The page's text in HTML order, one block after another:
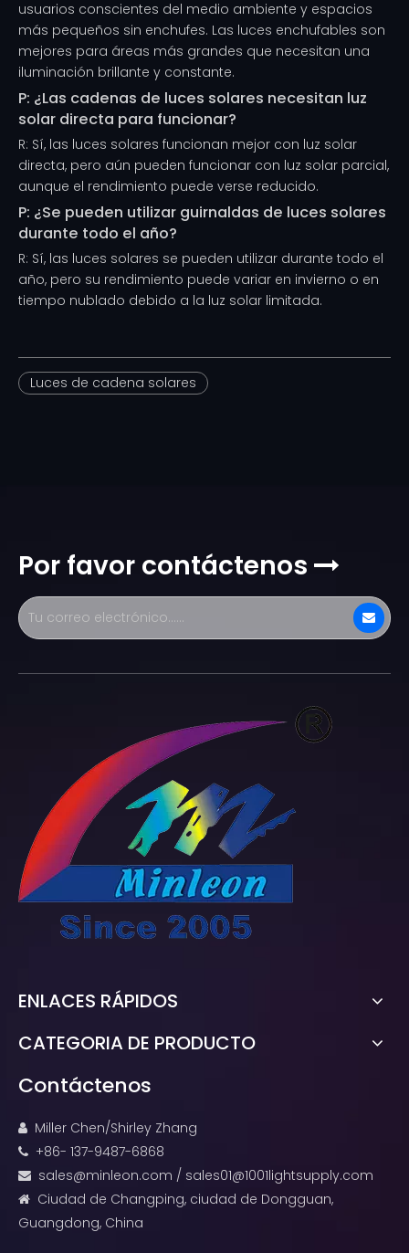
usuarios conscientes del medio ambiente y espacios
más pequeños sin enchufes. Las luces enchufables son
mejores para áreas más grandes que necesitan una
iluminación brillante y constante.
P: ¿Las cadenas de luces solares necesitan luz
solar directa para funcionar?
R: Sí, las luces solares funcionan mejor con luz solar
directa, pero aún pueden funcionar con luz solar parcial,
aunque el rendimiento puede verse reducido.
P: ¿Se pueden utilizar guirnaldas de luces solares
durante todo el año?
R: Sí, las luces solares se pueden utilizar durante todo el
año, pero su rendimiento puede variar en invierno o en
tiempo nublado debido a la luz solar limitada.
Luces de cadena solares
Por favor contáctenos 
ENLACES RÁPIDOS
CATEGORIA DE PRODUCTO
Contáctenos
 Miller Chen/Shirley Zhang
 +86- 137-9487-6868
 sales@minleon.com / sales01@1001lightsupply.com

Ciudad de Changping, ciudad de Dongguan,
Guangdong, China